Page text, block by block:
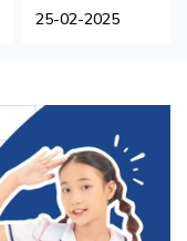
Phù Hợp Nhất
25-02-2025